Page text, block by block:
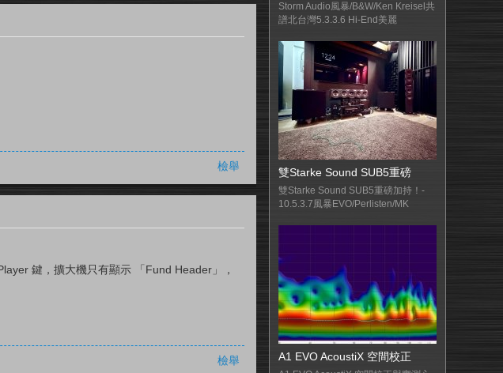
檢舉
鍵，擴大機只有顯示 「Fund Header」，
檢舉
Storm Audio風暴/B&W/Ken Kreisel共
譜北台灣5.3.3.6 Hi-End美麗
雙Starke Sound SUB5重磅
雙Starke Sound SUB5重磅加持！-
10.5.3.7風暴EVO/Perlisten/MK
A1 EVO AcoustiX 空間校正